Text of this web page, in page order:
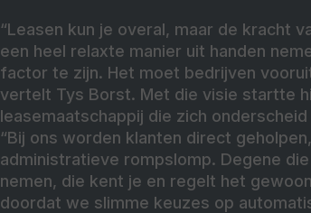
“Leasen kun je overal, maar de kracht
een heel relaxte manier uit handen
factor te zijn. Het moet bedrijven
vertelt Tys Borst. Met die visie startte
leasemaatschappij die zich
“Bij ons worden klanten direct
administratieve rompslomp. Degene
nemen, die kent je en regelt het
doordat we slimme keuzes op